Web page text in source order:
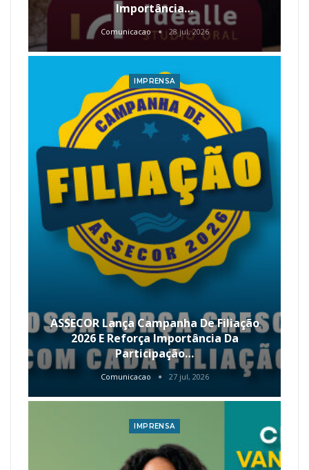
Importância…
Comunicacao 28 jul, 2026
IMPRENSA
ASSECOR Lança Campanha De Filiação
2026 E Reforça Importância Da
Participação…
Comunicacao 27 jul, 2026
IMPRENSA